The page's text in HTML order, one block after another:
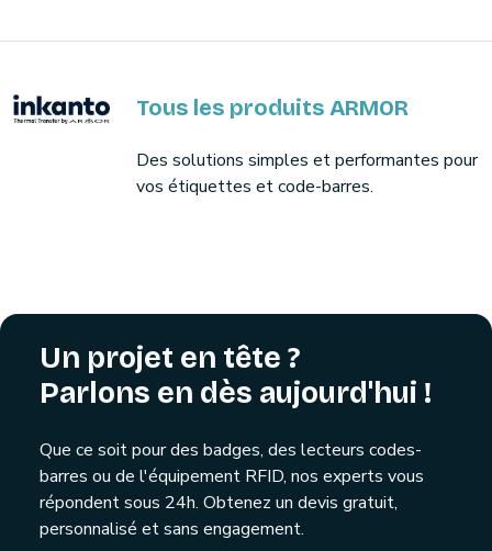
Tous les produits ARMOR
Des solutions simples et performantes pour
vos étiquettes et code-barres.
Un projet en tête ?
Parlons en dès aujourd'hui !
Que ce soit pour des badges, des lecteurs codes-
barres ou de l'équipement RFID, nos experts vous
répondent sous 24h. Obtenez un devis gratuit,
personnalisé et sans engagement.